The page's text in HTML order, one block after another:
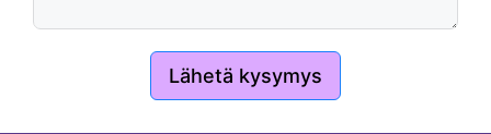
Lähetä kysymys